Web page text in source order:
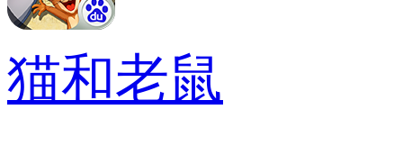
猫和老鼠